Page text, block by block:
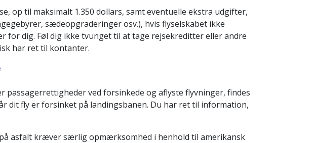
op til maksimalt 1.350 dollars, samt eventuelle ekstra udgifter,
sædeopgraderinger osv.), hvis flyselskabet ikke
for dig. Føl dig ikke tvunget til at tage rejsekreditter eller andre
har ret til kontanter.
passagerrettigheder ved forsinkede og aflyste flyvninger, findes
dit fly er forsinket på landingsbanen. Du har ret til information,
asfalt kræver særlig opmærksomhed i henhold til amerikansk